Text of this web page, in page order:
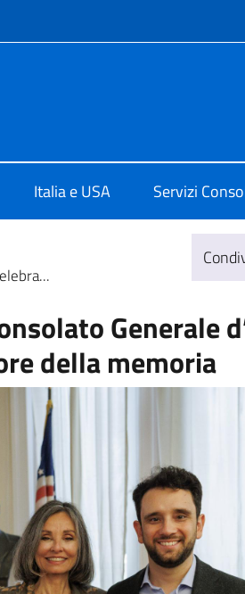
Italia e USA Servizi
Generale
della memoria